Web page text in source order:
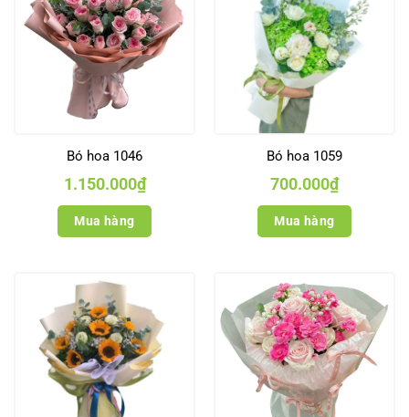
Bó hoa 1046
1.150.000₫
Mua hàng
Bó hoa 1059
700.000₫
Mua hàng